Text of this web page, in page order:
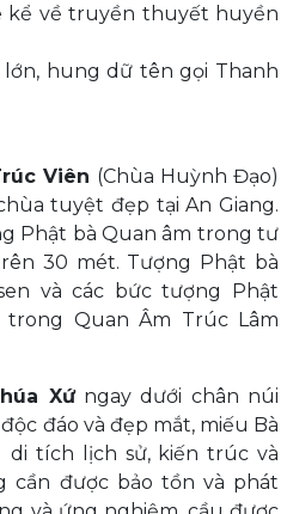
kể về truyền thuyết huyền
hung dữ tên gọi Thanh
Viên (Chùa Huỳnh Đạo)
tuyệt đẹp tại An Giang.
Phật bà Quan âm trong tư
30 mét. Tượng Phật bà
và các bức tượng Phật
Quan Âm Trúc Lâm
Xứngay dưới chân núi
đáo và đẹp mắt, miếu Bà
di tích lịch sử, kiến trúc và
cần được bảo tồn và phát